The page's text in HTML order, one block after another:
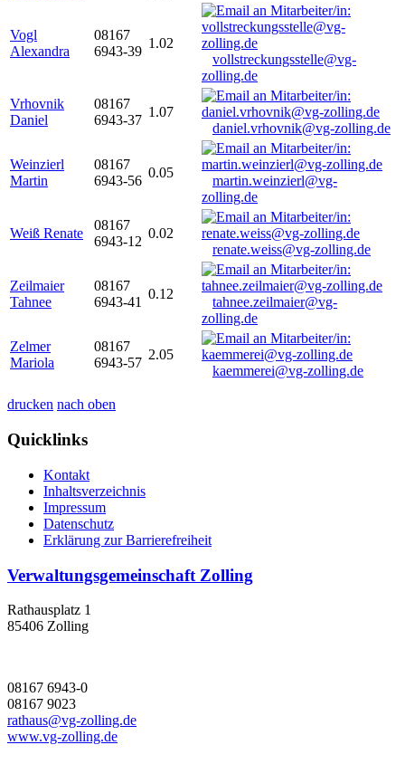
Vogl
Alexandra
08167
6943-39
1.02
vollstreckungsstelle@vg-
zolling.de
Vrhovnik
Daniel
08167
6943-37
1.07
daniel.vrhovnik@vg-zolling.de
Weinzierl
Martin
08167
6943-56
0.05
martin.weinzierl@vg-
zolling.de
Weiß Renate
08167
6943-12
0.02
renate.weiss@vg-zolling.de
Zeilmaier
Tahnee
08167
6943-41
0.12
tahnee.zeilmaier@vg-
zolling.de
Zelmer
Mariola
08167
6943-57
2.05
kaemmerei@vg-zolling.de
drucken nach oben
Quicklinks
Kontakt
Inhaltsverzeichnis
Impressum
Datenschutz
Erklärung zur Barrierefreiheit
Verwaltungsgemeinschaft Zolling
Rathausplatz 1
85406 Zolling
08167 6943-0
08167 9023
rathaus@vg-zolling.de
www.vg-zolling.de